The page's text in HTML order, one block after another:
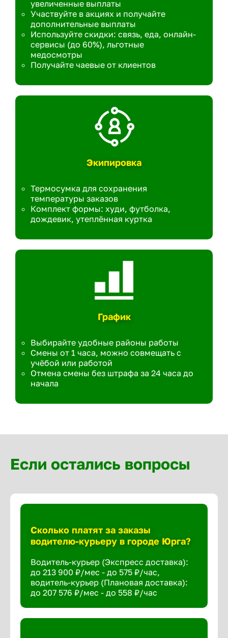
увеличенные выплаты
Участвуйте в акциях и получайте
дополнительные выплаты
Используйте скидки: связь, еда, онлайн-
сервисы (до 60%), льготные
медосмотры
Получайте чаевые от клиентов
Экипировка
Термосумка для сохранения
температуры заказов
Комплект формы: худи, футболка,
дождевик, утеплённая куртка
График
Выбирайте удобные районы работы
Смены от 1 часа, можно совмещать с
учёбой или работой
Отмена смены без штрафа за 24 часа до
начала
Если остались вопросы
Сколько платят за заказы
водителю-курьеру в городе Юрга?
Водитель-курьер (Экспресс доставка):
до 213 900 ₽/мес - до 575 ₽/час,
водитель-курьер (Плановая доставка):
до 207 576 ₽/мес - до 558 ₽/час